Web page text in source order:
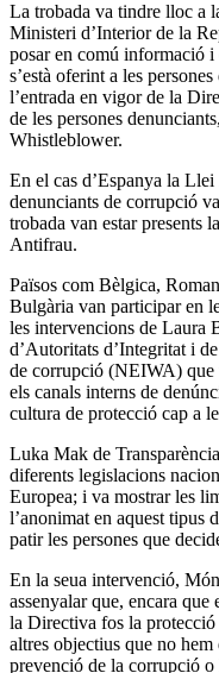
La trobada va tindre lloc a
Ministeri d’Interior de la
posar en comú informació
s’està oferint a les
l’entrada en vigor de la
de les persones
Whistleblower.
En el cas d’Espanya la
denunciants de corrupció
trobada van estar presents
Antifrau.
Països com Bèlgica,
Bulgària van participar en
les intervencions de Laura
d’Autoritats d’Integritat i
de corrupció (NEIWA) que
els canals interns de
cultura de protecció cap a
Luka Mak de
diferents legislacions
Europea; i va mostrar les
l’anonimat en aquest tipus
patir les persones que
En la seua intervenció,
assenyalar que, encara
la Directiva fos la protecció
altres objectius que no
prevenció de la corrupció